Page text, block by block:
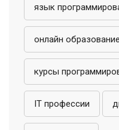
язык
онлайн образование
курсы
IT профессии